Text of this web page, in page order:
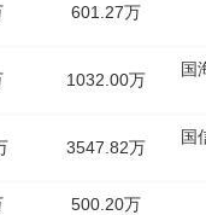
601.27万
1032.00万
国
3547.82万
国
500.20万